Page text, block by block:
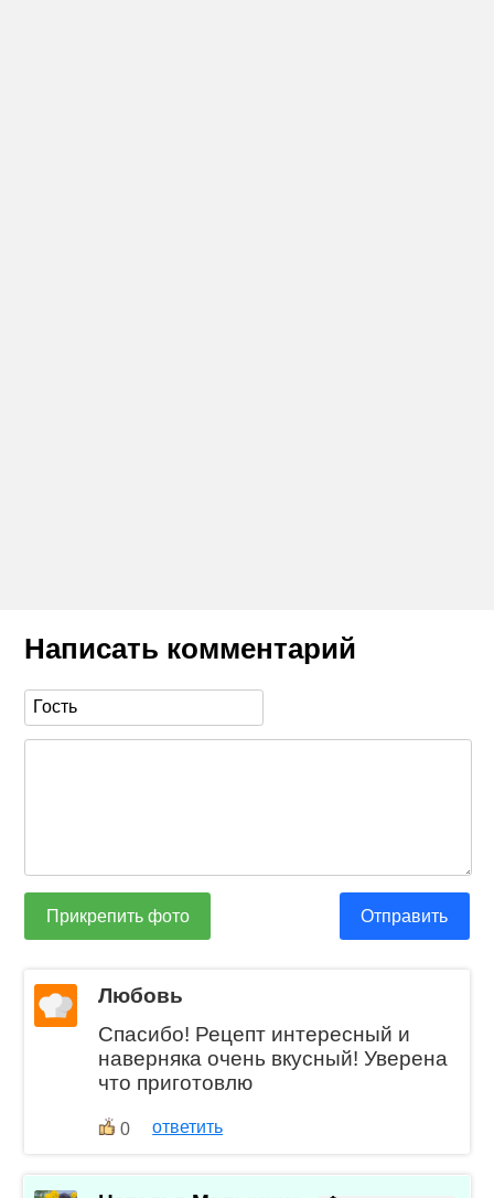
Написать комментарий
Прикрепить фото Отправить
Любовь
Спасибо! Рецепт интересный и
наверняка очень вкусный! Уверена
что приготовлю
0 ответить